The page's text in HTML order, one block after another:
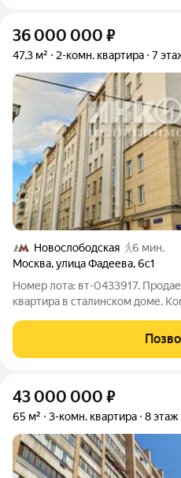
36 000 000 ₽
47,3 м² 2-комн. квартира 7
Новослободская
6 мин.
Москва,улица Фадеева,6с1
Номер лота: вт-0433917.
квартира в сталинском доме.
Просторный холл-коридор.
Высокий видовой этаж -
43 000 000 ₽
65 м² 3-комн. квартира 8 этаж